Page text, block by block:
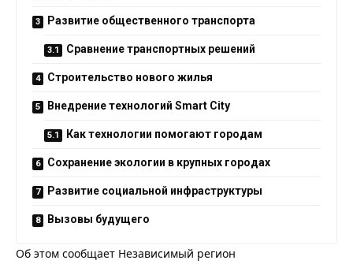
Развитие общественного транспорта
Сравнение транспортных решений
Строительство нового жилья
Внедрение технологий Smart City
Как технологии помогают городам
Сохранение экологии в крупных городах
Развитие социальной инфраструктуры
Вызовы будущего
Об этом сообщает Независимый регион